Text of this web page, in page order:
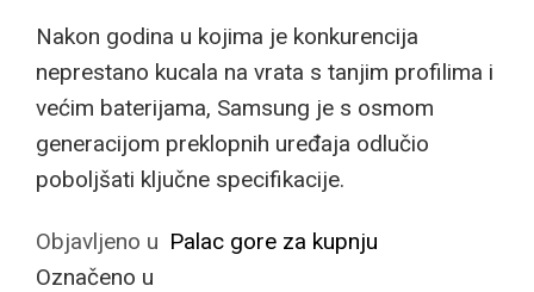
Nakon godina u kojima je konkurencija
neprestano kucala na vrata s tanjim profilima i
većim baterijama, Samsung je s osmom
generacijom preklopnih uređaja odlučio
poboljšati ključne specifikacije.
Objavljeno u Palac gore za kupnju
Označeno u